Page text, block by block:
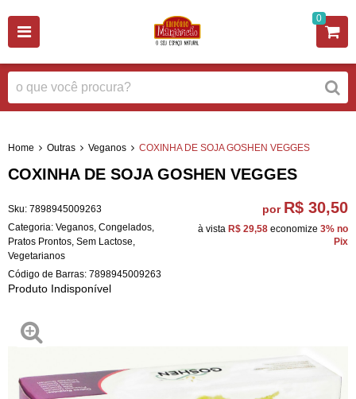
0
Home Outras Veganos COXINHA DE SOJA GOSHEN VEGGES
COXINHA DE SOJA GOSHEN VEGGES
Sku: 7898945009263
Categoria: Veganos Congelados
Pratos Prontos Sem Lactose
Vegetarianos
Código de Barras: 7898945009263
Produto Indisponível
por R$ 30,50
à vista R$ 29,58 economize 3% no
Pix